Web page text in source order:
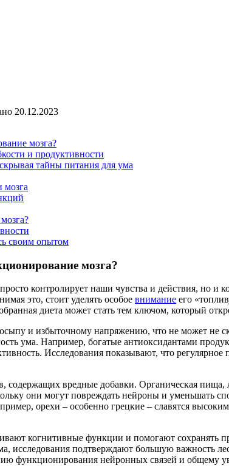
20.12.2023
мозга?
и продуктивности
тайны питания для ума
мозга
своим опытом
мозга?
контролирует наши чувства и действия, но и
это, стоит уделять особое внимание его
диета может стать тем ключом, который
и избыточному напряжению, что не может не
ума. Например, богатые антиоксидантами
Исследования показывают, что
содержащих вредные добавки. Органическая
они могут повреждать нейроны и уменьшать
орехи – особенно грецкие – славятся
когнитивные функции и помогают сохранять
исследования подтверждают большую важность
функционирования нейронных связей и общему